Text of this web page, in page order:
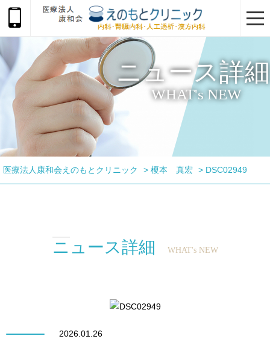
ニュース詳細
WHAT's NEW
医療法人康和会えのもとクリニック > 榎本 真宏 > DSC02949
ニュース詳細 WHAT's NEW
2026.01.26